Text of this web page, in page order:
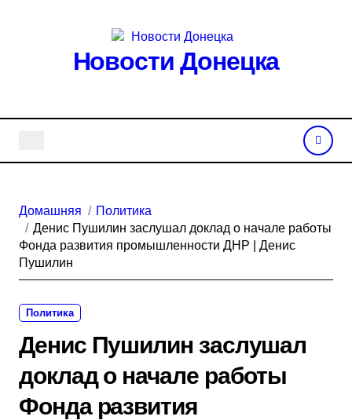
Новости Донецка
Домашняя
Политика
Денис Пушилин заслушал доклад о начале работы
Фонда развития промышленности ДНР | Денис
Пушилин
Политика
Денис Пушилин заслушал
доклад о начале работы
Фонда развития